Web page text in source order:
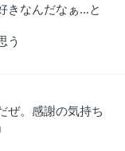
きなんだなぁ…と
う
ぜ。感謝の気持ち